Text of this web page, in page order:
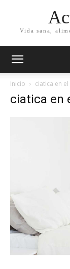
Vida sana,
Inicio ciatica en
ciatica en